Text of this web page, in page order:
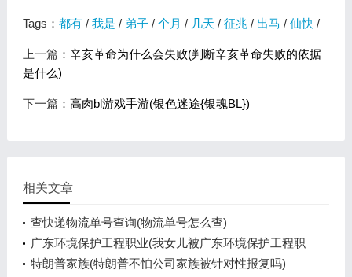
Tags： 都有/ 我是 / 弟子/ 个月 / 几天 / 征兆/ 出马 / 仙快/
上一篇： 辛亥革命为什么会失败(判断辛亥革命失败的依据
是什么)
下一篇： 高肉bl游戏手游(银色迷途{银魂BL})
相关文章
查快递物流单号查询(物流单号怎么查)
广东环境保护工程职业(我女儿被广东环境保护工程职
业学院资源
特朗普家族(特朗普不怕公司家族被针对性报复吗)